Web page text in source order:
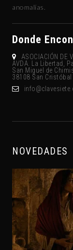
anomalías.
Donde
ASOCIACIÓN DE
AVDA. La Libertad,
San Miguel de
38108 San Cristóbal
NOVEDADES